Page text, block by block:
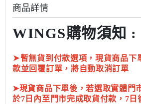
商品詳情
WINGS購物須知 :
➤暫無貨到付款選項，現貨商品下
款並回覆訂單，將自動取消訂單
➤現貨商品下單後，若選取實體門
於7日內至門市完成取貨付款，7日